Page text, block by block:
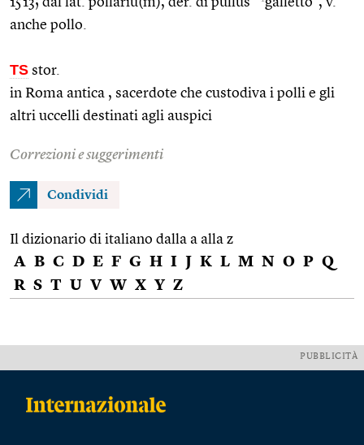
anche pollo.
TS stor.
in Roma antica , sacerdote che custodiva i polli e gli
altri uccelli destinati agli auspici
Correzioni e suggerimenti
Condividi
Il dizionario di italiano dalla a alla z
A B C D E F G H I J K L M N O P Q
R S T U V W X Y Z
PUBBLICITÀ